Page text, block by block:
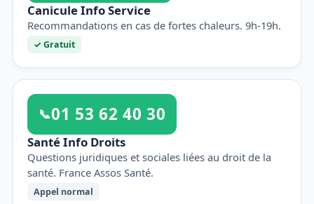
Canicule Info Service
Recommandations en cas de fortes chaleurs. 9h-19h.
✓ Gratuit
📞01 53 62 40 30
Santé Info Droits
Questions juridiques et sociales liées au droit de la
santé. France Assos Santé.
Appel normal